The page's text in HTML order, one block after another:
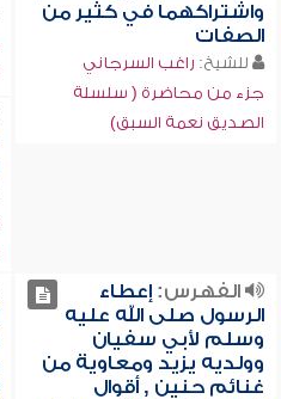
واشتراكهما في كثير من
الصفات
للشيخ: راغب السرجاني
جزء من محاضرة ( سلسلة
الصديق نعمة السبق)
الفهرس:إعطاء
الرسول صلى الله عليه
وسلم لأبي سفيان
وولديه يزيد ومعاوية من
غنائم حنين , أقوال